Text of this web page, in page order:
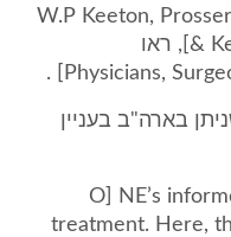
בהתערבות רפואית פעילה. ראו: W.P Keeton, Prosser
& Keeton, On the Law of Torts [16], ראו
בארה"ב בעניין
“[O] NE’s
treatment. Here,